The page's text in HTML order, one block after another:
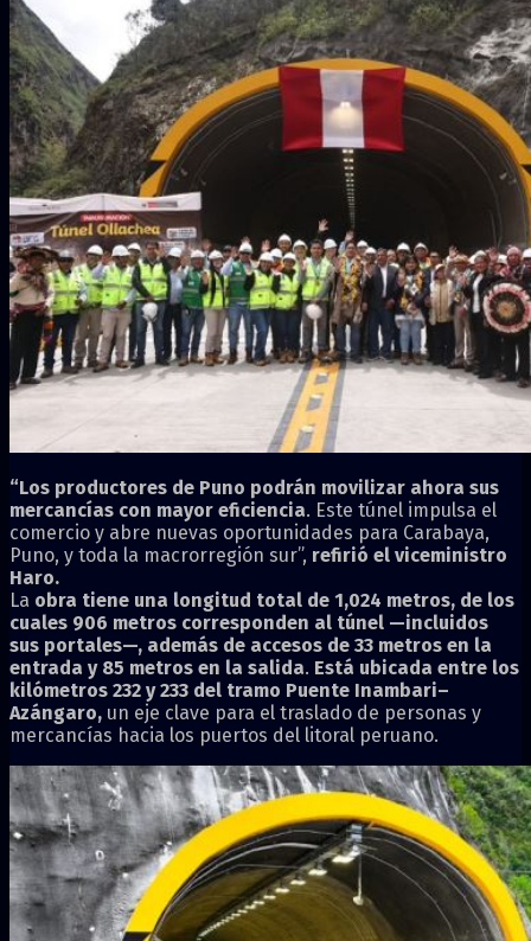
“Los productores de Puno podrán movilizar ahora sus
mercancías con mayor eficiencia. Este túnel impulsa el
comercio y abre nuevas oportunidades para Carabaya,
Puno, y toda la macrorregión sur”, refirió el viceministro
Haro.
La obra tiene una longitud total de 1,024 metros, de los
cuales 906 metros corresponden al túnel —incluidos
sus portales—, además de accesos de 33 metros en la
entrada y 85 metros en la salida. Está ubicada entre los
kilómetros 232 y 233 del tramo Puente Inambari–
Azángaro, un eje clave para el traslado de personas y
mercancías hacia los puertos del litoral peruano.